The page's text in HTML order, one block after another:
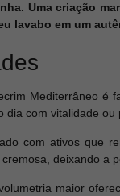
Uma criação
lavabo em um
Mediterrâneo é
com vitalidade
com ativos que
deixando a
maior